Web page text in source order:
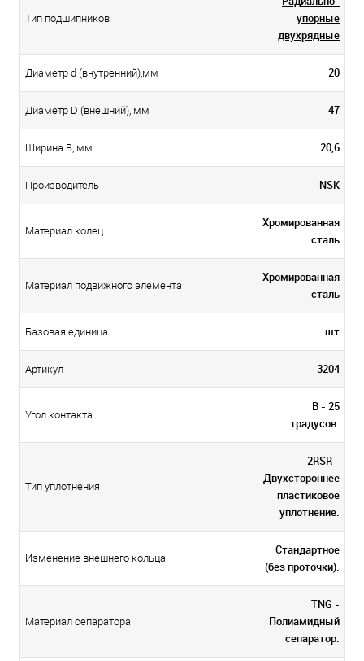
Тип подшипников
упорные
двухрядные
Диаметр d (внутренний),мм 20
Диаметр D (внешний), мм 47
Ширина B, мм 20,6
Производитель NSK
Материал колец
Хромированная
сталь
Материал подвижного элемента
Хромированная
сталь
Базовая единица шт
Артикул 3204
Угол контакта
В - 25
градусов.
Тип уплотнения
2RSR -
Двухстороннее
пластиковое
уплотнение.
Изменение внешнего кольца
Стандартное
(без проточки).
Материал сепаратора
TNG -
Полиамидный
сепаратор.